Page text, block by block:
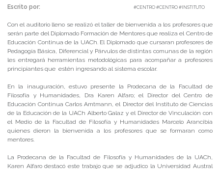
Escrito por: #CENTRO #CENTRO #INSTITUTO
Con el auditorio lleno se realizó el taller de bienvenida a los profesores que
serán parte del Diplomado Formación de Mentores que realiza el Centro de
Educación Continua de la UACh. El Diplomado que cursaran profesores de
Pedagogía Básica, Diferencial y Párvulos de distintas comunas de la región
les entregará herramientas metodológicas para acompañar a profesores
principiantes que estén ingresando al sistema escolar.
En la inauguración, estuvo presente la Prodecana de la Facultad de
Filosofía y Humanidades, Dra Karen Alfaro; el Director del Centro de
Educación Continua Carlos Amtmann, el Director del Instituto de Ciencias
de la Educación de la UACh Alberto Galaz y el Director de Vinculación con
el Medio de la Facultad de Filosofía y Humanidades Marcelo Arancibia
quienes dieron la bienvenida a los profesores que se formaran como
mentores.
La Prodecana de la Facultad de Filosofía y Humanidades de la UACh,
Karen Alfaro destacó este trabajo que se adjudico la Universidad Austral